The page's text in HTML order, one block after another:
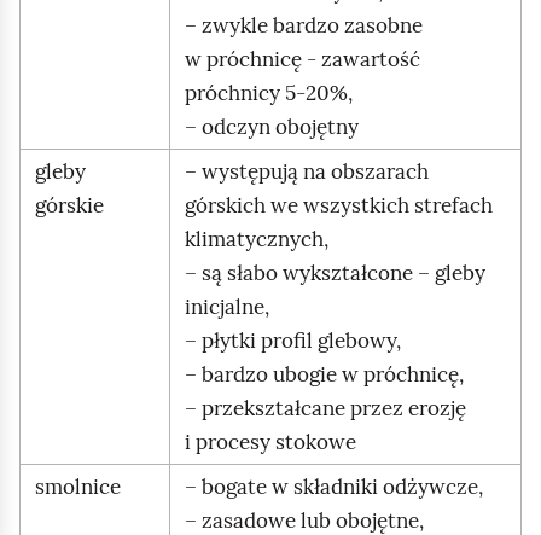
– zwykle bardzo zasobne
w próchnicę - zawartość
próchnicy 5‑20%,
– odczyn obojętny
gleby
górskie
– występują na obszarach
górskich we wszystkich strefach
klimatycznych,
– są słabo wykształcone – gleby
inicjalne,
– płytki profil glebowy,
– bardzo ubogie w próchnicę,
– przekształcane przez erozję
i procesy stokowe
smolnice
– bogate w składniki odżywcze,
– zasadowe lub obojętne,